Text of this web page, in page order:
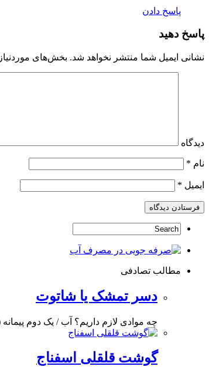
پاسخ دادن
پاسخ دهید
نشانی ایمیل شما منتشر نخواهد شد. بخش‌های
دیدگاه
نام *
ایمیل *
مطالب تصادفی
دسر تمشک یا شا‌توت
چه موادی لازم داریم؟ آب / یک دوم پیمانه (معادل 80 میلی لیتر)
گوشت قلقلی اسفناج